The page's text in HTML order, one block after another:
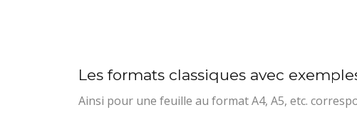
Les formats classiques avec
Ainsi pour une feuille au format A4, A5, etc.